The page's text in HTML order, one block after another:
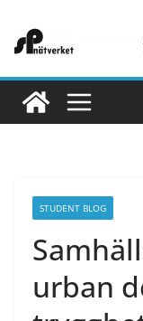
STUDENT BLOG
urban